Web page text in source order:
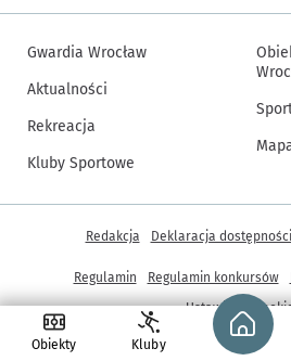
Obiekty Kluby
Strona
Gwardia Wrocław
Aktualności
Rekreacja
Kluby Sportowe
© Copyright 2005-2026, ARAW
Inne informacje
Redakcja Deklaracja dostępności
Regulamin Regulamin konkursów
Ustawienia